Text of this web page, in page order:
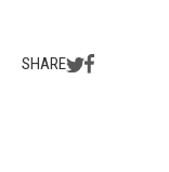
SHARE